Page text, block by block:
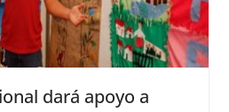
dará apoyo a